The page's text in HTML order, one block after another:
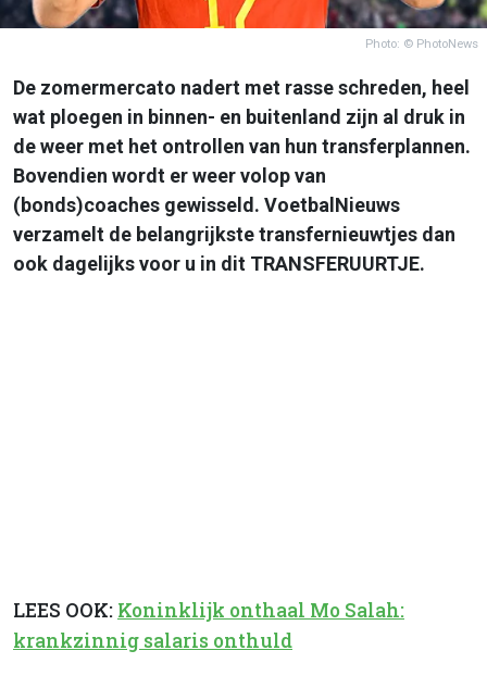
Photo: © PhotoNews
De zomermercato nadert met rasse schreden, heel
wat ploegen in binnen- en buitenland zijn al druk in
de weer met het ontrollen van hun transferplannen.
Bovendien wordt er weer volop van
(bonds)coaches gewisseld. VoetbalNieuws
verzamelt de belangrijkste transfernieuwtjes dan
ook dagelijks voor u in dit TRANSFERUURTJE.
LEES OOK: Koninklijk onthaal Mo Salah:
krankzinnig salaris onthuld